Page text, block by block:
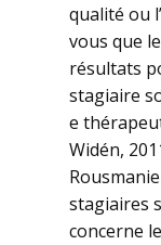
qualité ou
vous que
résultats
stagiaire
e
Widén,
stagiaires
concerne